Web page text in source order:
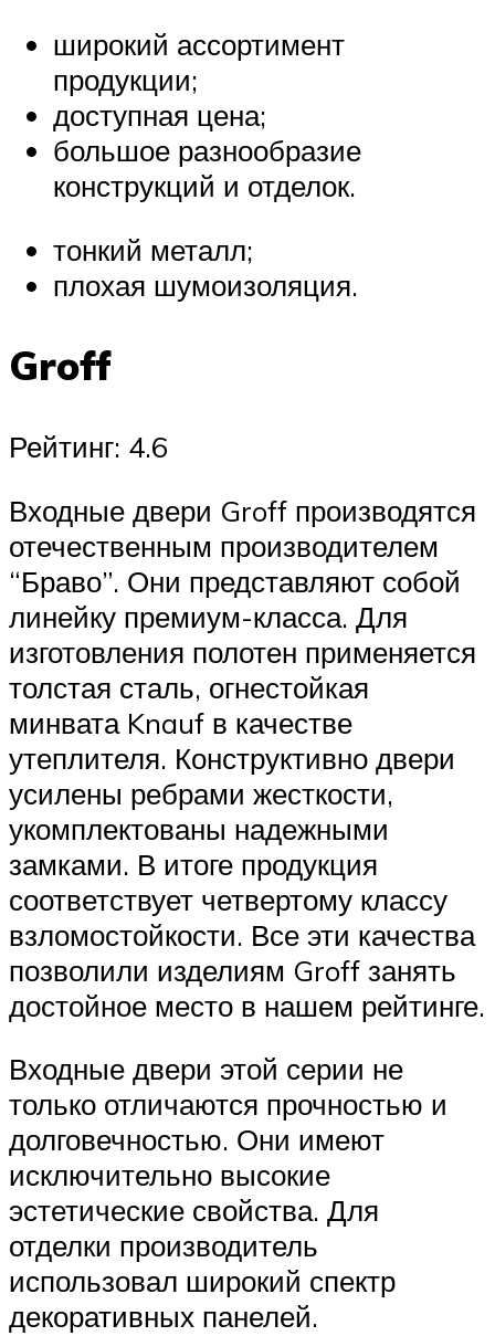
широкий ассортимент
продукции;
доступная цена;
большое разнообразие
конструкций и отделок.
тонкий металл;
плохая шумоизоляция.
Groff
Рейтинг: 4.6
Входные двери Groff производятся
отечественным производителем
“Браво”. Они представляют собой
линейку премиум-класса. Для
изготовления полотен применяется
толстая сталь, огнестойкая
минвата Knauf в качестве
утеплителя. Конструктивно двери
усилены ребрами жесткости,
укомплектованы надежными
замками. В итоге продукция
соответствует четвертому классу
взломостойкости. Все эти качества
позволили изделиям Groff занять
достойное место в нашем рейтинге.
Входные двери этой серии не
только отличаются прочностью и
долговечностью. Они имеют
исключительно высокие
эстетические свойства. Для
отделки производитель
использовал широкий спектр
декоративных панелей.